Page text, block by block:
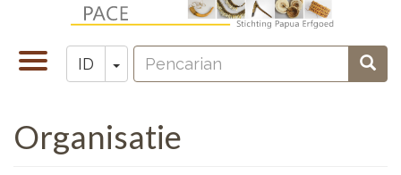
Toggle
navigation
ID Toggle Dropdown
Zoeken
Pencarian
Organisatie